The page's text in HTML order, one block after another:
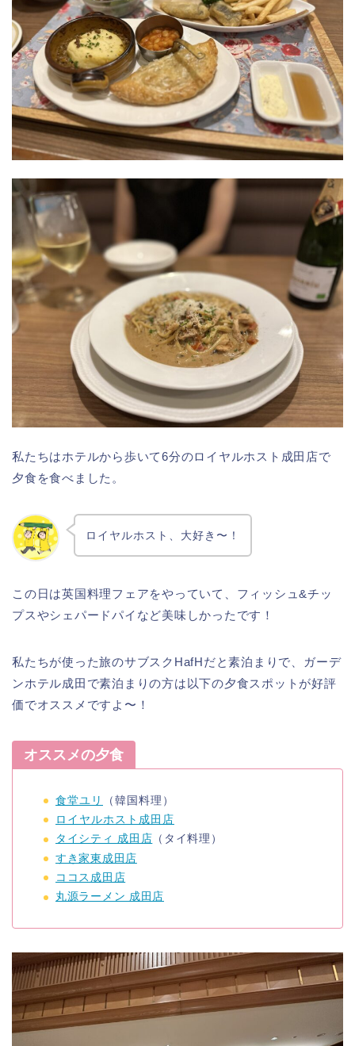
私たちはホテルから歩いて6分のロイヤルホスト成田店で
夕食を食べました。
ロイヤルホスト、大好き〜！
この日は英国料理フェアをやっていて、フィッシュ&チッ
プスやシェパードパイなど美味しかったです！
私たちが使った旅のサブスクHafHだと素泊まりで、ガーデ
ンホテル成田で素泊まりの方は以下の夕食スポットが好評
価でオススメですよ〜！
オススメの夕食
食堂ユリ
（韓国料理）
ロイヤルホスト成田店
タイシティ 成田店 （タイ料理）
すき家東成田店
ココス成田店
丸源ラーメン 成田店